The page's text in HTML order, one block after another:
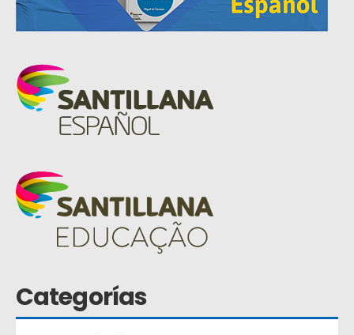
Categorías